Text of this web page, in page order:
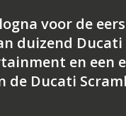
voor de
duizend
en een
de Ducati